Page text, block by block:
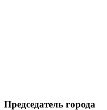
Председатель города